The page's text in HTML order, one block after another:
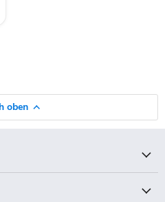
oben